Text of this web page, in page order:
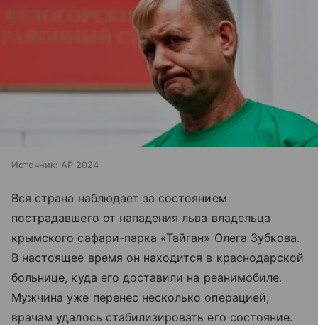
Источник: AP 2024
Вся страна наблюдает за состоянием
пострадавшего от нападения льва владельца
крымского сафари-парка «Тайган» Олега Зубкова.
В настоящее время он находится в краснодарской
больнице, куда его доставили на реанимобиле.
Мужчина уже перенес несколько операцией,
врачам удалось стабилизировать его состояние.